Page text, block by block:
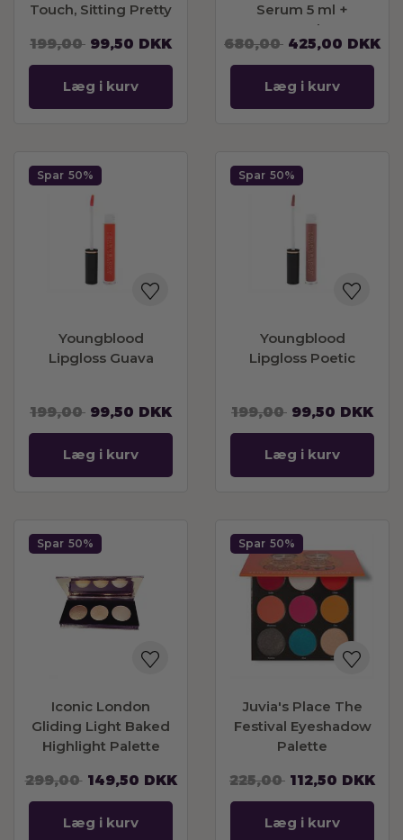
Touch, Sitting Pretty
199,00 99,50 DKK
Læg i kurv
Serum 5 ml +
Mascara Volume &
Curl Black with lash
serum 6 ml
680,00 425,00 DKK
Læg i kurv
Spar 50%
Youngblood
Lipgloss Guava
199,00 99,50 DKK
Læg i kurv
Spar 50%
Youngblood
Lipgloss Poetic
199,00 99,50 DKK
Læg i kurv
Spar 50%
Iconic London
Gliding Light Baked
Highlight Palette
299,00 149,50 DKK
Læg i kurv
Spar 50%
Juvia's Place The
Festival Eyeshadow
Palette
225,00 112,50 DKK
Læg i kurv